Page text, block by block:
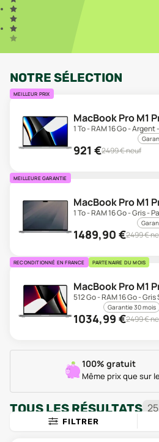
NOTRE SÉLECTION
MEILLEUR PRIX
MacBook Pro M1
1 To - RAM 16 Go -
921 €2499€ neuf
MEILLEURE GARANTIE
MacBook Pro M1
1 To - RAM 16 Go - Gris -
1489,90 €2499€
RECONDITIONNÉ EN FRANCE PARTENAIRE DU MOIS
MacBook Pro M1
512 Go - RAM 16 Go -
Garantie 30 mois
1034,99 €2499€
100% gratuit
Même prix que sur
TOUS LES RÉSULTATS 25
FILTRER